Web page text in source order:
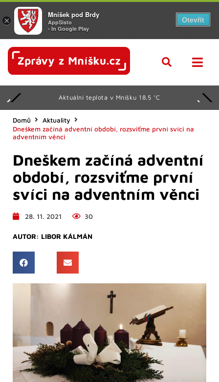
Aktuální teplota v Mníšku 18.5 °C
Domů
Aktuality
Dneškem začíná adventní období, rozsviťme první svíci na
adventním věnci
Dneškem začíná adventní
období, rozsviťme první
svíci na adventním věnci
28. 11. 2021 30
AUTOR: LIBOR KÁLMÁN
×
Mníšek pod Brdy
AppSisto
- In Google Play
Otevřít